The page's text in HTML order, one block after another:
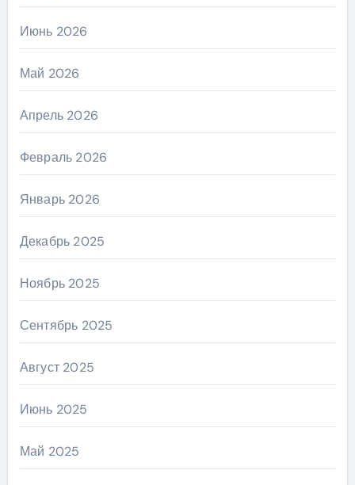
Июнь 2026
Май 2026
Апрель 2026
Февраль 2026
Январь 2026
Декабрь 2025
Ноябрь 2025
Сентябрь 2025
Август 2025
Июнь 2025
Май 2025